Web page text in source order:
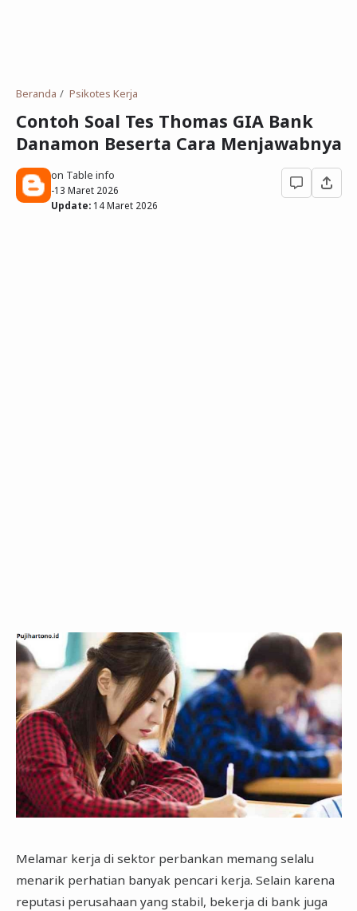
Gambar Orang dan Pohon
Download Soal
Tidak Bersekolah
Beranda Psikotes Kerja
Contoh Soal Tes Thomas GIA Bank
Danamon Beserta Cara Menjawabnya
on Table info
-13 Maret 2026
Update: 14 Maret 2026
Melamar kerja di sektor perbankan memang selalu
menarik perhatian banyak pencari kerja. Selain karena
reputasi perusahaan yang stabil, bekerja di bank juga